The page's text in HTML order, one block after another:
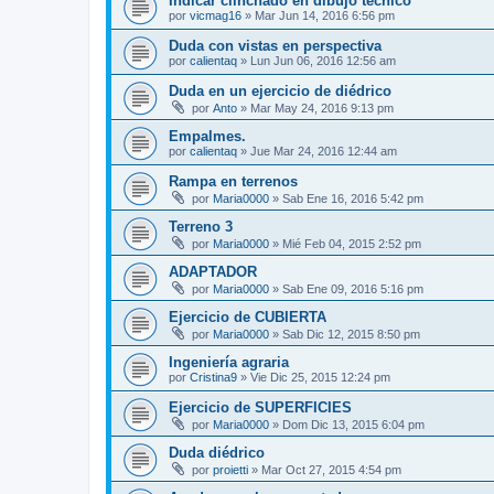
por vicmag16 » Mar Jun 14, 2016 6:56 pm
Duda con vistas en perspectiva
por calientaq » Lun Jun 06, 2016 12:56 am
Duda en un ejercicio de diédrico
por Anto » Mar May 24, 2016 9:13 pm
Empalmes.
por calientaq » Jue Mar 24, 2016 12:44 am
Rampa en terrenos
por Maria0000 » Sab Ene 16, 2016 5:42 pm
Terreno 3
por Maria0000 » Mié Feb 04, 2015 2:52 pm
ADAPTADOR
por Maria0000 » Sab Ene 09, 2016 5:16 pm
Ejercicio de CUBIERTA
por Maria0000 » Sab Dic 12, 2015 8:50 pm
Ingeniería agraria
por Cristina9 » Vie Dic 25, 2015 12:24 pm
Ejercicio de SUPERFICIES
por Maria0000 » Dom Dic 13, 2015 6:04 pm
Duda diédrico
por proietti » Mar Oct 27, 2015 4:54 pm